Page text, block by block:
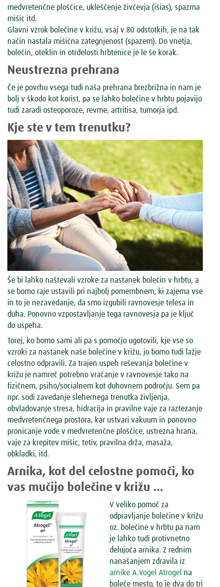
medvretenčne ploščice, ukleščenje živčevja (išias), spazma
mišic itd.
Glavni vzrok bolečine v križu, vsaj v 80 odstotkih, je na tak
način nastala mišična zategnjenost (spazem). Do vnetja,
bolečin, oteklin in otrdelosti hrbtenice je le še korak.
Neustrezna prehrana
Če je povrhu vsega tudi naša prehrana brezbrižna in nam je
bolj v škodo kot korist, pa se lahko bolečine v hrbtu pojavijo
tudi zaradi osteoporoze, revme, artritisa, tumorja ipd.
Kje ste v tem trenutku?
Še bi lahko naštevali vzroke za nastanek bolečin v hrbtu, a
se bomo raje ustavili pri najbolj pomembnem, ki zajema vse
in to je nezavedanje, da smo izgubili ravnovesje telesa in
duha. Ponovno vzpostavljanje tega ravnovesja pa je ključ
do uspeha.
Torej, ko bomo sami ali pa s pomočjo ugotovili, kje vse so
vzroki za nastanek naše bolečine v križu, jo bomo tudi lažje
celostno odpravili. Za trajen uspeh reševanja bolečine v
križu je namreč potrebno vračanje v ravnovesje tako na
fizičnem, psiho/socialnem kot duhovnem področju. Sem pa
npr. sodi zavedanje slehernega trenutka življenja,
obvladovanje stresa, hidracija in pravilne vaje za raztezanje
medvretenčnega prostora, kar ustvari vakuum in ponovno
pronicanje vode v medvretenčne ploščice, ustrezna hrana,
vaje za krepitev mišic, tetiv, pravilna drža, masaža,
obkladki, itd.
Arnika, kot del celostne pomoči, ko
vas mučijo bolečine v križu …
V veliko pomoč za
odpravljanje bolečine v križu
oz. bolečine v hrbtu pa nam
je lahko tudi protivnetno
delujoča arnika. Z rednim
nanašanjem zdravila iz
arnike A.Vogel Atrogel na
boleče mesto, to je dva do tri